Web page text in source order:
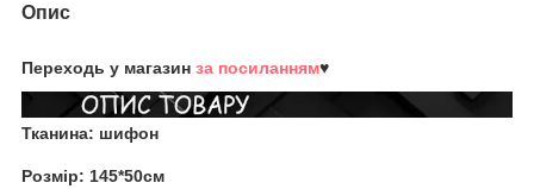
Опис
Переходь у магазин за посиланням♥
Тканина: шифон
Розмір: 145*50см